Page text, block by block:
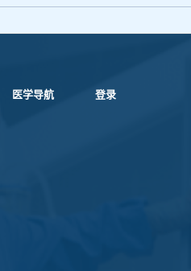
医学导航 登录